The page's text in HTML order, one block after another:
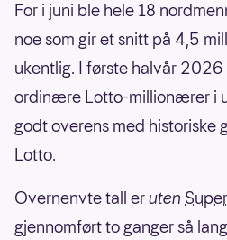
For i juni ble hele 18
noe som gir et snitt på 4,5
ukentlig. I første halvår
ordinære Lotto-millionærer i
godt overens med historiske
Lotto.
Overnenvte tall eruten
gjennomført to ganger så